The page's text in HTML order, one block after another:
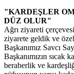
"KARDEŞLER
DÜZ OLUR"
Ağrı ziyareti
ziyarete geldik ve
Başkanımız Savcı
Başkanımızın sıcak
beraberlik ve